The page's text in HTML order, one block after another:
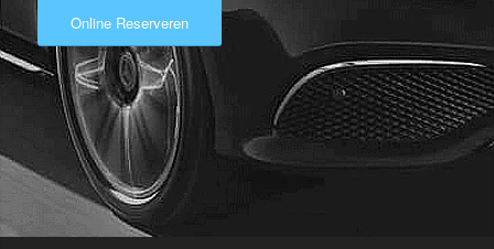
Online Reserveren